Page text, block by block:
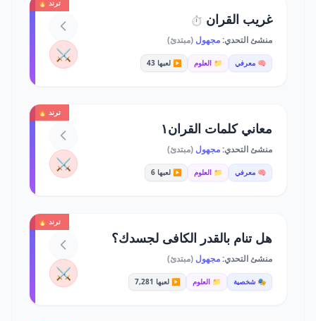
ترند 🔥
غريب القران ⏱️
منشئ التحدي:مجهول (مبتدئ)
🧠 معرفي 📁 العلوم ▶️ لعبها 43 ⚔️
ترند 🔥
معاني كلمات القران١
منشئ التحدي:مجهول (مبتدئ)
🧠 معرفي 📁 العلوم ▶️ لعبها 6 ⚔️
ترند 🔥
هل تنام بالقدر الكافى لجسدك؟
منشئ التحدي:مجهول (مبتدئ)
🎭 شخصية 📁 العلوم ▶️ لعبها 7,281 ⚔️